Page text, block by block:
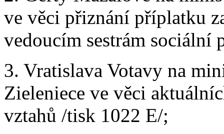
ve věci přiznání příplatku
vedoucím sestrám sociální
3. Vratislava Votavy na
Zieleniece ve věci
vztahů /tisk 1022 E/;